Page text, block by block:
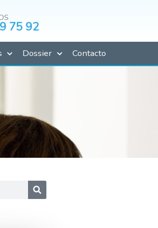
75 92
Dossier Contacto